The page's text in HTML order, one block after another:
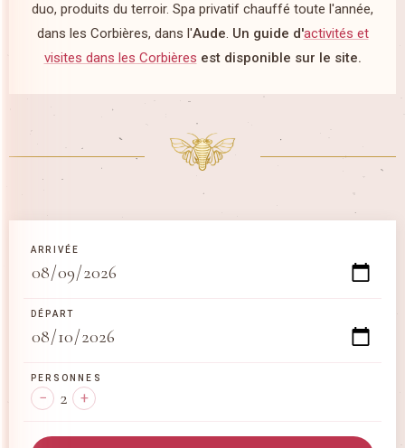
duo, produits du terroir. Spa privatif chauffé toute l'année,
dans les Corbières, dans l'Aude. Un guide d'activités et
visites dans les Corbières est disponible sur le site.
ARRIVÉE
DÉPART
PERSONNES
− 2 +